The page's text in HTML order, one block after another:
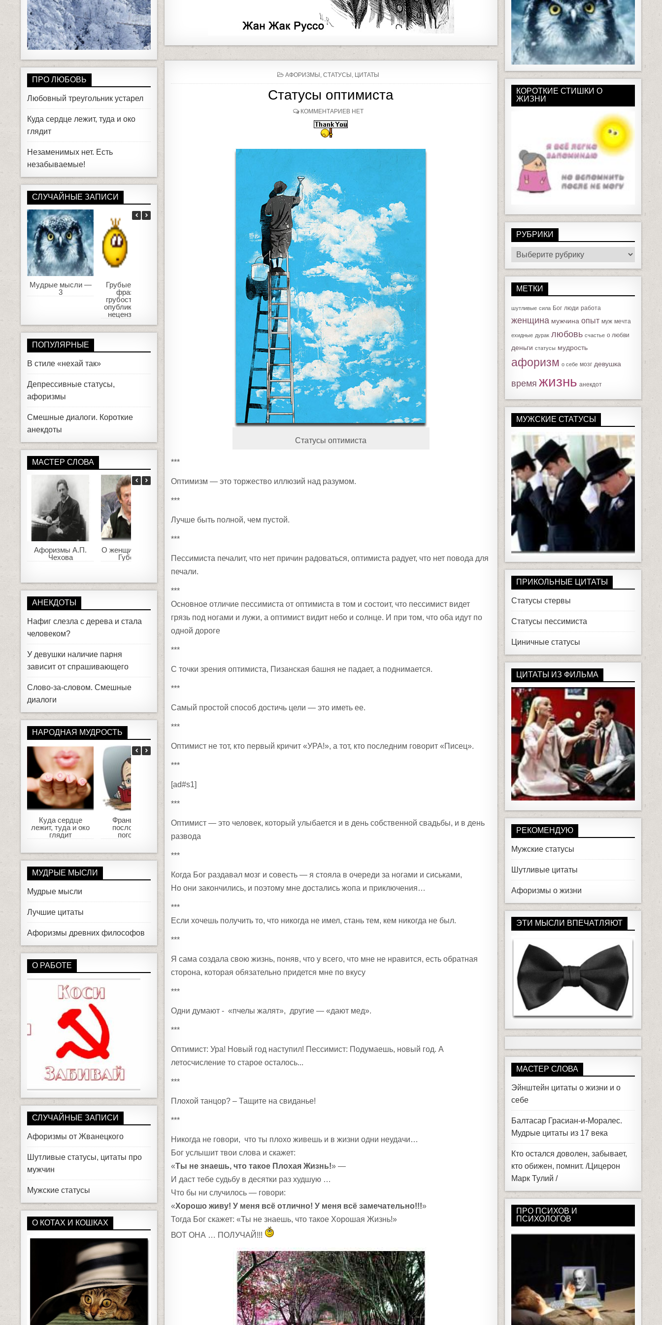
P
O
T
АФОРИЗМЫ, СТАТУСЫ, ЦИТАТЫ
Статусы оптимиста
КОММЕНТАРИЕВ НЕТ
Статусы оптимиста
***
Оптимизм — это торжество иллюзий над разумом.
***
Лучше быть полной, чем пустой.
***
Пессимиста печалит, что нет причин радоваться, оптимиста радует, что нет повода для
печали.
***
Основное отличие пессимиста от оптимиста в том и состоит, что пессимист видет
грязь под ногами и лужи, а оптимист видит небо и солнце. И при том, что оба идут по
одной дороге
***
С точки зрения оптимиста, Пизанская башня не падает, а поднимается.
***
Самый простой способ достичь цели — это иметь ее.
***
Оптимист не тот, кто первый кричит «УРА!», а тот, кто последним говорит «Писец».
***
[ad#s1]
***
Оптимист — это человек, который улыбается и в день собственной свадьбы, и в день
развода
***
Когда Бог раздавал мозг и совесть — я стояла в очереди за ногами и сиськами,
Но они закончились, и поэтому мне достались жопа и приключения…
***
Если хочешь получить то, что никогда не имел, стань тем, кем никогда не был.
***
Я сама создала свою жизнь, поняв, что у всего, что мне не нравится, есть обратная
сторона, которая обязательно придется мне по вкусу
***
Одни думают - «пчелы жалят», другие — «дают мед».
***
Оптимист: Ура! Новый год наступил! Пессимист: Подумаешь, новый год. А
летосчисление то старое осталось...
***
Плохой танцор? – Тащите на свиданье!
***
Никогда не говори, что ты плохо живешь и в жизни одни неудачи…
Бог услышит твои слова и скажет:
«Ты не знаешь, что такое Плохая Жизнь!» —
И даст тебе судьбу в десятки раз худшую …
Что бы ни случилось — говори:
«Хорошо живу! У меня всё отлично! У меня всё замечательно!!!»
Тогда Бог скажет: «Ты не знаешь, что такое Хорошая Жизнь!»
ВОТ ОНА … ПОЛУЧАЙ!!!
ПРО ЛЮБОВЬ
Любовный треугольник устарел
Куда сердце лежит, туда и око
глядит
Незаменимых нет. Есть
незабываемые!
СЛУЧАЙНЫЕ ЗАПИСИ
Мудрые мысли —
3
Грубые статусы,
фразы про
грубость. Кто же
опубликует такую
нецензурщину?
Про розовые очки
и девушек
Когда ребенок
вырастает, он
многое перестает
понимать. Статусы
про детство
ПОПУЛЯРНЫЕ
В стиле «нехай так»
Депрессивные статусы,
афоризмы
Смешные диалоги. Короткие
анекдоты
МАСТЕР СЛОВА
Афоризмы А.П.
Чехова
О женщинах. Игорь
Губерман
Раневская —
случаи из жизни
о жизни и о себе
короткие стишки о
жизни
АНЕКДОТЫ
Нафиг слезла с дерева и стала
человеком?
У девушки наличие парня
зависит от спрашивающего
Слово-за-словом. Смешные
диалоги
НАРОДНАЯ МУДРОСТЬ
Куда сердце
лежит, туда и око
глядит
Французские
пословицы и
поговорки
Жизнь прожить —
не поле перейти
Мели, Емеля, —
твоя неделя! Или
Русские
пословицы о зиме
МУДРЫЕ МЫСЛИ
Мудрые мысли
Лучшие цитаты
Афоризмы древних философов
О РАБОТЕ
СЛУЧАЙНЫЕ ЗАПИСИ
Афоризмы от Жванецкого
Шутливые статусы, цитаты про
мужчин
Мужские статусы
О КОТАХ И КОШКАХ
КОРОТКИЕ СТИШКИ О
ЖИЗНИ
РУБРИКИ
Б
МЕТКИ
шутливые сила Бог люди работа
женщина мужчина опыт муж мечта
ехидные дурак любовь счастье о любви
деньги статусы мудрость
афоризм о себе мозг девушка
время жизнь анекдот
МУЖСКИЕ СТАТУСЫ
ПРИКОЛЬНЫЕ ЦИТАТЫ
Статусы стервы
Статусы пессимиста
Циничные статусы
ЦИТАТЫ ИЗ ФИЛЬМА
РЕКОМЕНДУЮ
Мужские статусы
Шутливые цитаты
Афоризмы о жизни
ЭТИ МЫСЛИ ВПЕЧАТЛЯЮТ
МАСТЕР СЛОВА
Эйнштейн цитаты о жизни и о
себе
Балтасар Грасиан-и-Моралес.
Мудрые цитаты из 17 века
Кто остался доволен, забывает,
кто обижен, помнит. /Цицерон
Марк Тулий /
ПРО ПСИХОВ И
ПСИХОЛОГОВ